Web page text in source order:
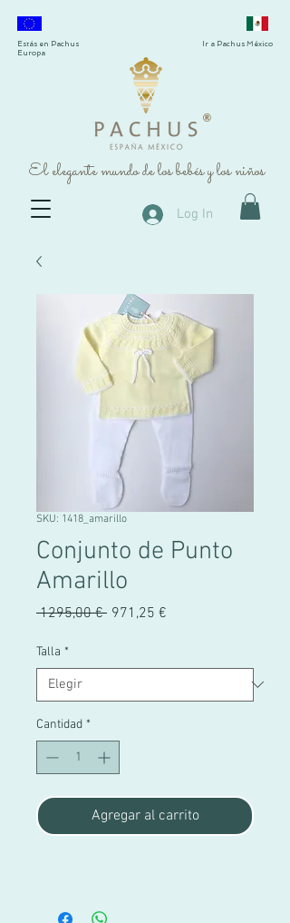
®
El elegante mundo de los bebés y los niños
Estás en Pachus
Europa
Ir a Pachus México
Log In
SKU: 1418_amarillo
Conjunto de Punto
Amarillo
1295,00 € Precio
971,25 €
Talla *
Cantidad *
Agregar al carrito